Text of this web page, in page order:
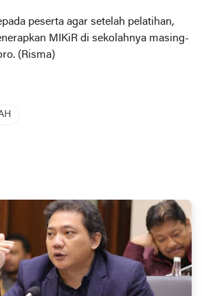
peserta agar setelah pelatihan,
MIKiR di sekolahnya masing-
(Risma)